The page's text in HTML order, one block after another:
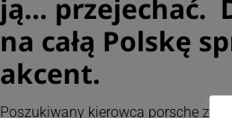
ją… przejechać.
na całą Polskę
akcent.
Poszukiwany kierowca porsche